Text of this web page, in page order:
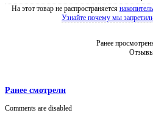
На этот товар не распространяется
Узнайте почему мы
Ранее
Ранее смотрели
Comments are disabled